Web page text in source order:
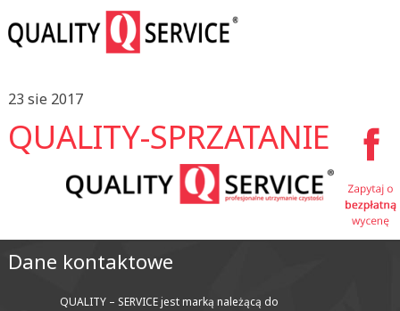
23 sie 2017
QUALITY-SPRZATANIE
Dane kontaktowe
QUALITY – SERVICE jest marką należącą do